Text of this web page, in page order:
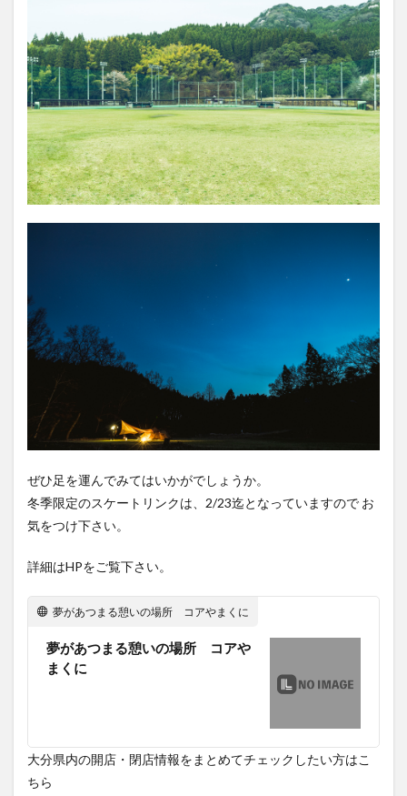
ぜひ足を運んでみてはいかがでしょうか。
冬季限定のスケートリンクは、2/23迄となっていますので お
気をつけ下さい。
詳細はHPをご覧下さい。
夢があつまる憩いの場所 コアやまくに
夢があつまる憩いの場所 コアや
まくに
大分県内の開店・閉店情報をまとめてチェックしたい方はこ
ちら